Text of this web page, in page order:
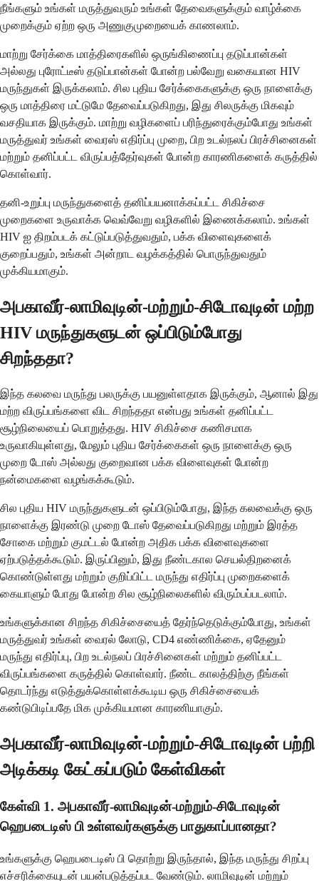
நீங்களும் உங்கள் மருத்துவரும் உங்கள் தேவைகளுக்கும் வாழ்க்கை
முறைக்கும் ஏற்ற ஒரு அணுகுமுறையைக் காணலாம்.
மாற்று சேர்க்கை மாத்திரைகளில் ஒருங்கிணைப்பு தடுப்பான்கள்
அல்லது புரோட்டீஸ் தடுப்பான்கள் போன்ற பல்வேறு வகையான HIV
மருந்துகள் இருக்கலாம். சில புதிய சேர்க்கைகளுக்கு ஒரு நாளைக்கு
ஒரு மாத்திரை மட்டுமே தேவைப்படுகிறது, இது சிலருக்கு மிகவும்
வசதியாக இருக்கும். மாற்று வழிகளைப் பரிந்துரைக்கும்போது உங்கள்
மருத்துவர் உங்கள் வைரஸ் எதிர்ப்பு முறை, பிற உடல்நலப் பிரச்சினைகள்
மற்றும் தனிப்பட்ட விருப்பத்தேர்வுகள் போன்ற காரணிகளைக் கருத்தில்
கொள்வார்.
தனி-உறுப்பு மருந்துகளைத் தனிப்பயனாக்கப்பட்ட சிகிச்சை
முறைகளை உருவாக்க வெவ்வேறு வழிகளில் இணைக்கலாம். உங்கள்
HIV ஐ திறம்படக் கட்டுப்படுத்துவதும், பக்க விளைவுகளைக்
குறைப்பதும், உங்கள் அன்றாட வழக்கத்தில் பொருந்துவதும்
முக்கியமாகும்.
அபகாவீர்-லாமிவுடின்-மற்றும்-சிடோவுடின் மற்ற
HIV மருந்துகளுடன் ஒப்பிடும்போது
சிறந்ததா?
இந்த கலவை மருந்து பலருக்கு பயனுள்ளதாக இருக்கும், ஆனால் இது
மற்ற விருப்பங்களை விட சிறந்ததா என்பது உங்கள் தனிப்பட்ட
சூழ்நிலையைப் பொறுத்தது. HIV சிகிச்சை கணிசமாக
உருவாகியுள்ளது, மேலும் புதிய சேர்க்கைகள் ஒரு நாளைக்கு ஒரு
முறை டோஸ் அல்லது குறைவான பக்க விளைவுகள் போன்ற
நன்மைகளை வழங்கக்கூடும்.
சில புதிய HIV மருந்துகளுடன் ஒப்பிடும்போது, இந்த கலவைக்கு ஒரு
நாளைக்கு இரண்டு முறை டோஸ் தேவைப்படுகிறது மற்றும் இரத்த
சோகை மற்றும் குமட்டல் போன்ற அதிக பக்க விளைவுகளை
ஏற்படுத்தக்கூடும். இருப்பினும், இது நீண்டகால செயல்திறனைக்
கொண்டுள்ளது மற்றும் குறிப்பிட்ட மருந்து எதிர்ப்பு முறைகளைக்
கையாளும் போது போன்ற சில சூழ்நிலைகளில் விரும்பப்படலாம்.
உங்களுக்கான சிறந்த சிகிச்சையைத் தேர்ந்தெடுக்கும்போது, ​​உங்கள்
மருத்துவர் உங்கள் வைரல் லோடு, CD4 எண்ணிக்கை, ஏதேனும்
மருந்து எதிர்ப்பு, பிற உடல்நலப் பிரச்சினைகள் மற்றும் தனிப்பட்ட
விருப்பங்களை கருத்தில் கொள்வார். நீண்ட காலத்திற்கு நீங்கள்
தொடர்ந்து எடுத்துக்கொள்ளக்கூடிய ஒரு சிகிச்சையைக்
கண்டுபிடிப்பதே மிக முக்கியமான காரணியாகும்.
அபகாவீர்-லாமிவுடின்-மற்றும்-சிடோவுடின் பற்றி
அடிக்கடி கேட்கப்படும் கேள்விகள்
கேள்வி 1. அபகாவீர்-லாமிவுடின்-மற்றும்-சிடோவுடின்
ஹெபடைடிஸ் பி உள்ளவர்களுக்கு பாதுகாப்பானதா?
உங்களுக்கு ஹெபடைடிஸ் பி தொற்று இருந்தால், இந்த மருந்து சிறப்பு
எச்சரிக்கையுடன் பயன்படுத்தப்பட வேண்டும். லாமிவுடின் மற்றும்